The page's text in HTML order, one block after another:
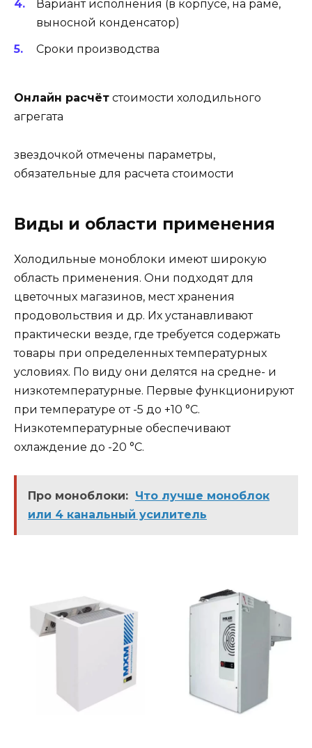
Вариант исполнения (в корпусе, на раме,
выносной конденсатор)
Сроки производства
Онлайн расчёт стоимости холодильного
агрегата
звездочкой отмечены параметры,
обязательные для расчета стоимости
Виды и области применения
Холодильные моноблоки имеют широкую
область применения. Они подходят для
цветочных магазинов, мест хранения
продовольствия и др. Их устанавливают
практически везде, где требуется содержать
товары при определенных температурных
условиях. По виду они делятся на средне- и
низкотемпературные. Первые функционируют
при температуре от -5 до +10 °C.
Низкотемпературные обеспечивают
охлаждение до -20 °C.
Про моноблоки: Что лучше моноблок
или 4 канальный усилитель